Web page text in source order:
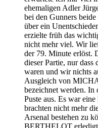
ehemaligen Adler
bei den Gunners
über ein
erzielte früh das
nicht mehr viel. Wir
der 79. Minute erlöst.
dieser Partie, nur dass
waren und wir nichts
Ausgleich von
bezeichnet werden. In
Puste aus. Es war
brachten nicht mehr
Arsenal bestehen zu